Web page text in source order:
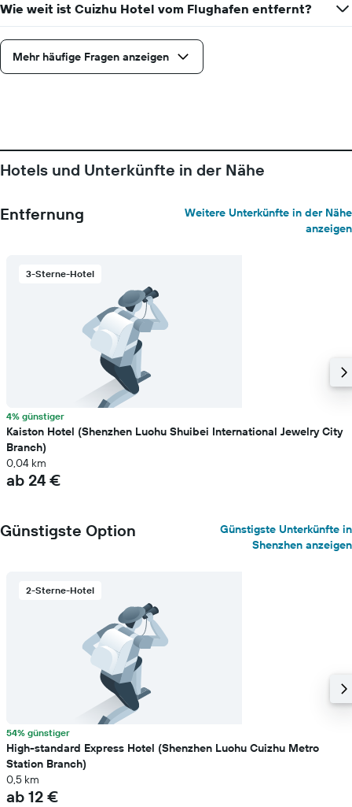
Wie weit ist Cuizhu Hotel vom Flughafen entfernt?
Mehr häufige Fragen anzeigen
Hotels und Unterkünfte in der Nähe
Entfernung
Weitere Unterkünfte in der Nähe
anzeigen
3-Sterne-Hotel
4% günstiger
Kaiston Hotel (Shenzhen Luohu Shuibei International Jewelry City
Branch)
0,04 km
ab 24 €
Günstigste Option
Günstigste Unterkünfte in
Shenzhen anzeigen
2-Sterne-Hotel
54% günstiger
High-standard Express Hotel (Shenzhen Luohu Cuizhu Metro
Station Branch)
0,5 km
ab 12 €